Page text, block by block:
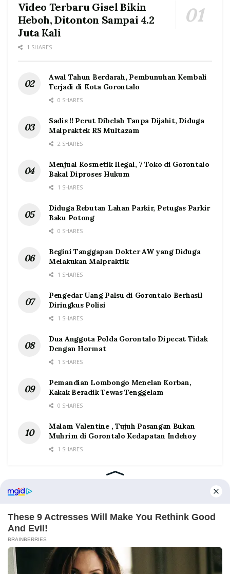
Video Terbaru Gisel Bikin
Heboh, Ditonton Sampai 4.2
Juta Kali
1 SHARES
Awal Tahun Berdarah, Pembunuhan Kembali
Terjadi di Kota Gorontalo
0 SHARES
Sadis !! Perut Dibelah Tanpa Dijahit, Diduga
Malpraktek RS Multazam
2 SHARES
Menjual Kosmetik Ilegal, 7 Toko di Gorontalo
Bakal Diproses Hukum
1 SHARES
Diduga Rebutan Lahan Parkir, Petugas Parkir
Baku Potong
0 SHARES
Begini Tanggapan Dokter AW yang Diduga
Melakukan Malpraktik
1 SHARES
Pengedar Uang Palsu di Gorontalo Berhasil
Diringkus Polisi
1 SHARES
Dua Anggota Polda Gorontalo Dipecat Tidak
Dengan Hormat
1 SHARES
Pemandian Lombongo Menelan Korban,
Kakak Beradik Tewas Tenggelam
0 SHARES
Malam Valentine , Tujuh Pasangan Bukan
Muhrim di Gorontalo Kedapatan Indehoy
1 SHARES
Home Tentang Kontak Redaksi Pedoman Media Siber